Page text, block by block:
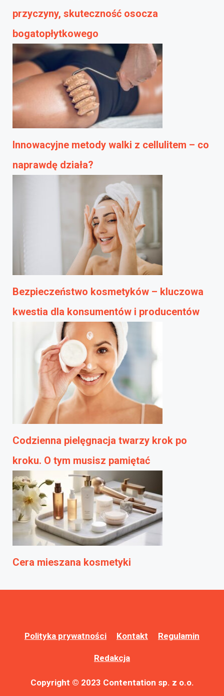
przyczyny, skuteczność osocza
bogatopłytkowego
Innowacyjne metody walki z cellulitem – co
naprawdę działa?
Bezpieczeństwo kosmetyków – kluczowa
kwestia dla konsumentów i producentów
Codzienna pielęgnacja twarzy krok po
kroku. O tym musisz pamiętać
Cera mieszana kosmetyki
Polityka prywatności Kontakt Regulamin
Redakcja
Copyright © 2023 Contentation sp. z o.o.